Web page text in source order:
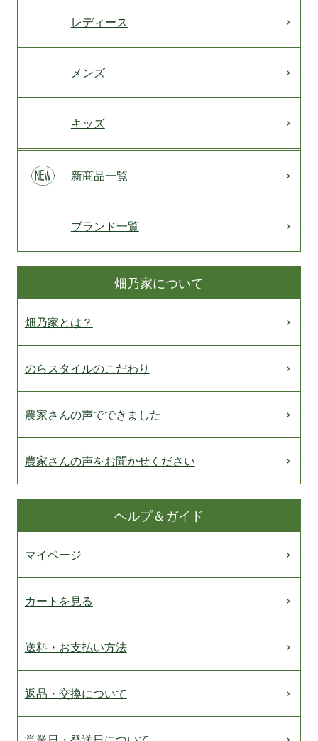
レディース
メンズ
キッズ
新商品一覧
ブランド一覧
畑乃家について
畑乃家とは？
のらスタイルのこだわり
農家さんの声でできました
農家さんの声をお聞かせください
ヘルプ＆ガイド
マイページ
カートを見る
送料・お支払い方法
返品・交換について